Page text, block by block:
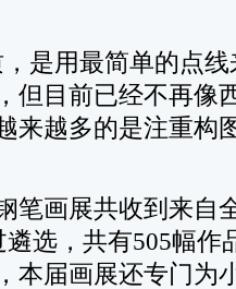
用最简单的点线
但目前已经不再像
来越多的是注重构
画展共收到来自
选，共有505幅作
本届画展还专门为